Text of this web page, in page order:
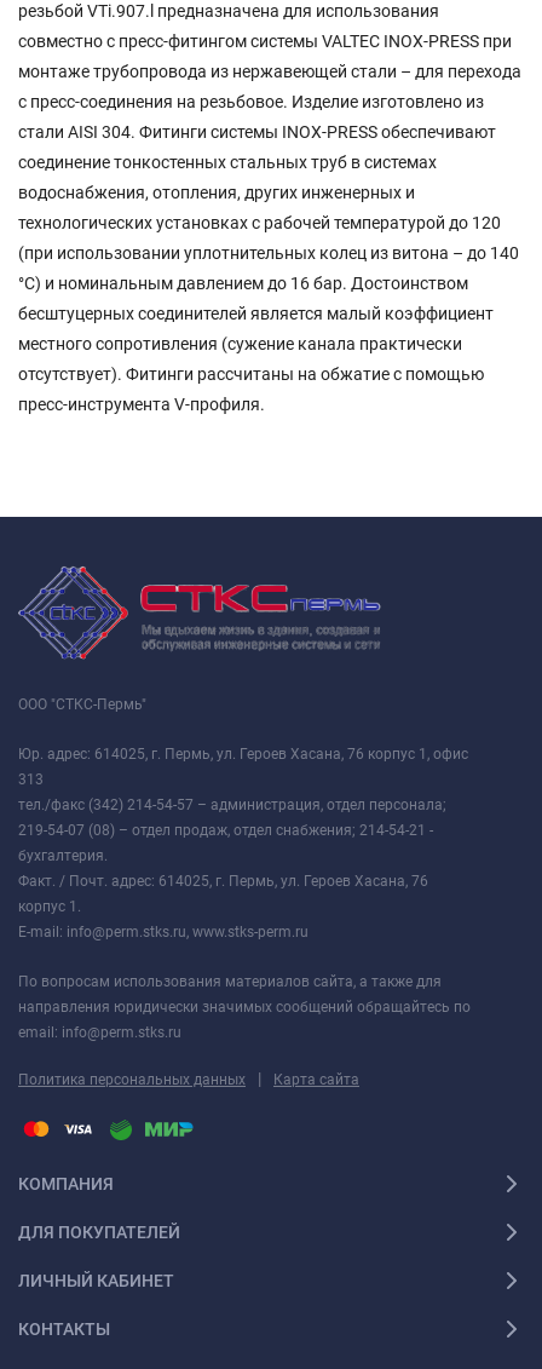
резьбой VTi.907.l предназначена для использования
совместно с пресс-фитингом системы VALTEC INOX-PRESS при
монтаже трубопровода из нержавеющей стали – для перехода
с пресс-соединения на резьбовое. Изделие изготовлено из
стали AISI 304. Фитинги системы INOX-PRESS обеспечивают
соединение тонкостенных стальных труб в системах
водоснабжения, отопления, других инженерных и
технологических установках с рабочей температурой до 120
(при использовании уплотнительных колец из витона – до 140
°С) и номинальным давлением до 16 бар. Достоинством
бесштуцерных соединителей является малый коэффициент
местного сопротивления (сужение канала практически
отсутствует). Фитинги рассчитаны на обжатие с помощью
пресс-инструмента V-профиля.
ООО "СТКС-Пермь"
Юр. адрес: 614025, г. Пермь, ул. Героев Хасана, 76 корпус 1, офис
313
тел./факс (342) 214-54-57 – администрация, отдел персонала;
219-54-07 (08) – отдел продаж, отдел снабжения; 214-54-21 -
бухгалтерия.
Факт. / Почт. адрес: 614025, г. Пермь, ул. Героев Хасана, 76
корпус 1.
E-mail: info@perm.stks.ru, www.stks-perm.ru
По вопросам использования материалов сайта, а также для
направления юридически значимых сообщений обращайтесь по
email: info@perm.stks.ru
Политика персональных данных | Карта сайта
КОМПАНИЯ
ДЛЯ ПОКУПАТЕЛЕЙ
ЛИЧНЫЙ КАБИНЕТ
КОНТАКТЫ